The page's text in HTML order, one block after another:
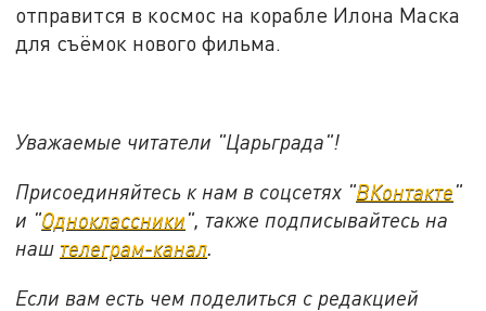
отправится в космос на корабле Илона Маска
для съёмок нового фильма.
Уважаемые читатели "Царьграда"!
Присоединяйтесь к нам в соцсетях "ВКонтакте"
и "Одноклассники", также подписывайтесь на
наш телеграм-канал.
Если вам есть чем поделиться с редакцией